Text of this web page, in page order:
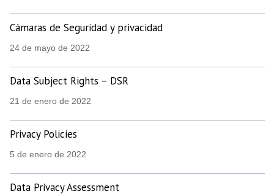
Cámaras de Seguridad y privacidad
24 de mayo de 2022
Data Subject Rights – DSR
21 de enero de 2022
Privacy Policies
5 de enero de 2022
Data Privacy Assessment